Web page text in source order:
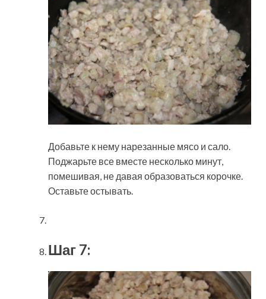
Добавьте к нему нарезанные мясо и сало.
Поджарьте все вместе несколько минут,
помешивая, не давая образоваться корочке.
Оставьте остывать.
Шаг 7: